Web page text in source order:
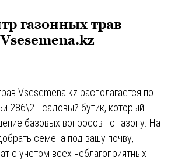
газонных трав
Vsesemena.kz
Vsesemena.kz располагается по
286\2 - садовый бутик, который
базовых вопросов по газону. На
семена под вашу почву,
с учетом всех неблагоприятных